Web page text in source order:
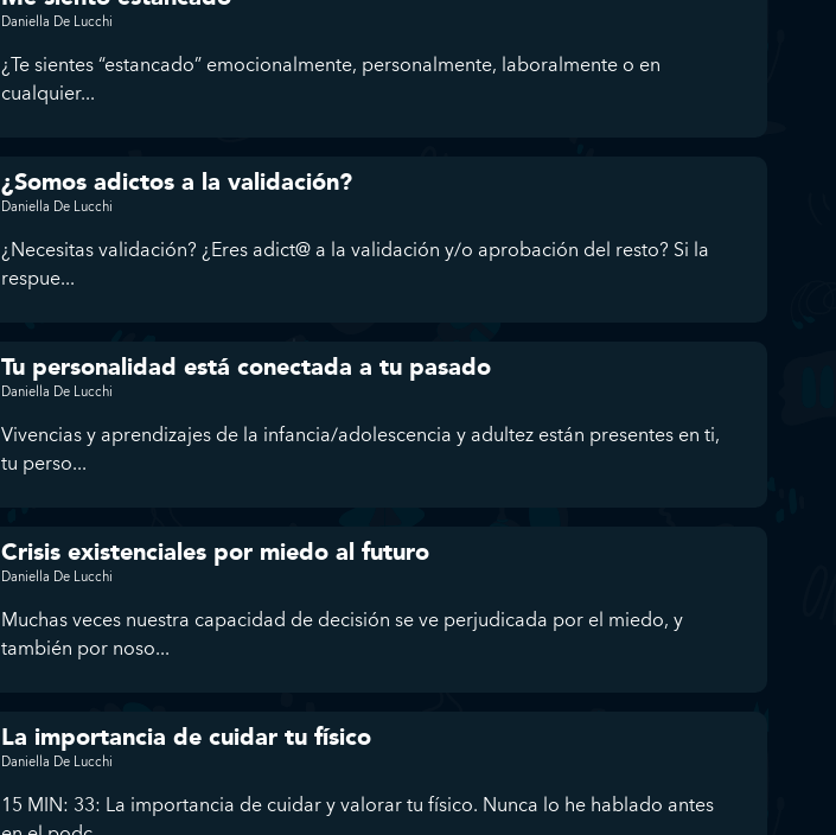
Daniella De Lucchi
¿Te sientes “estancado” emocionalmente, personalmente, laboralmente o en
cualquier...
¿Somos adictos a la validación?
Daniella De Lucchi
¿Necesitas validación? ¿Eres adict@ a la validación y/o aprobación del resto? Si la
respue...
Tu personalidad está conectada a tu pasado
Daniella De Lucchi
Vivencias y aprendizajes de la infancia/adolescencia y adultez están presentes en ti,
tu perso...
Crisis existenciales por miedo al futuro
Daniella De Lucchi
Muchas veces nuestra capacidad de decisión se ve perjudicada por el miedo, y
también por noso...
La importancia de cuidar tu físico
Daniella De Lucchi
15 MIN: 33: La importancia de cuidar y valorar tu físico. Nunca lo he hablado antes